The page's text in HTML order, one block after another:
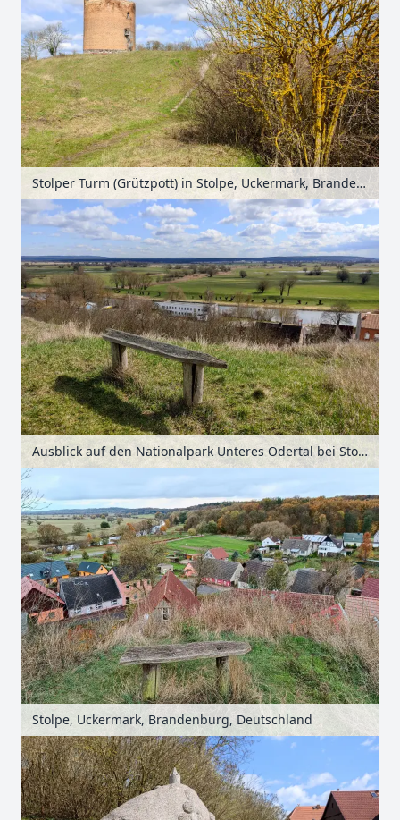
Stolper Turm (Grützpott) in Stolpe, Uckermark, Brandenburg, Deutschland
Ausblick auf den Nationalpark Unteres Odertal bei Stolpe, Uckermark, Brandenburg, Deutschland
Stolpe, Uckermark, Brandenburg, Deutschland